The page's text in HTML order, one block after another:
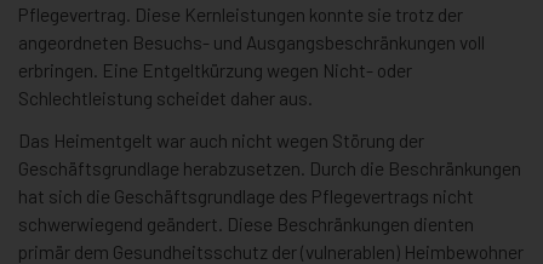
Pflegevertrag. Diese Kernleistungen konnte sie trotz der
angeordneten Besuchs- und Ausgangsbeschränkungen voll
erbringen. Eine Entgeltkürzung wegen Nicht- oder
Schlechtleistung scheidet daher aus.
Das Heimentgelt war auch nicht wegen Störung der
Geschäftsgrundlage herabzusetzen. Durch die Beschränkungen
hat sich die Geschäftsgrundlage des Pflegevertrags nicht
schwerwiegend geändert. Diese Beschränkungen dienten
primär dem Gesundheitsschutz der (vulnerablen) Heimbewohner